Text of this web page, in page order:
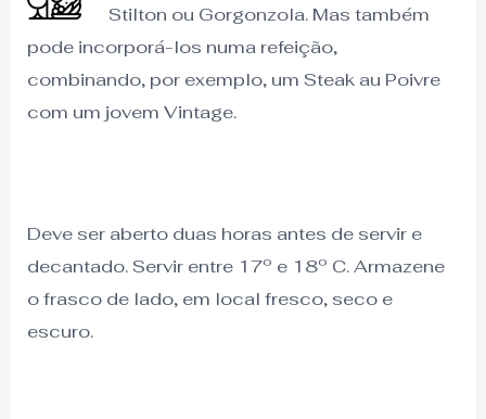
Stilton ou Gorgonzola. Mas também
pode incorporá-los numa refeição,
combinando, por exemplo, um Steak au Poivre
com um jovem Vintage.
Deve ser aberto duas horas antes de servir e
decantado. Servir entre 17º e 18º C. Armazene
o frasco de lado, em local fresco, seco e
escuro.